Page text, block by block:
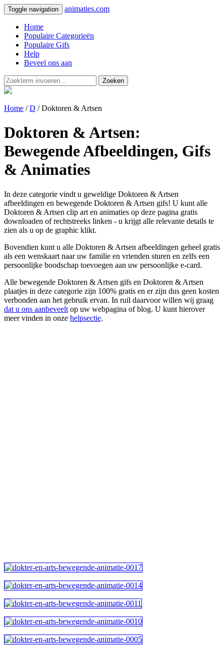
Toggle navigation animaties.com
Home
Populaire Categorieën
Populaire Gifs
Help
Beveel ons aan
Zoeken
Home /D / Doktoren & Artsen
Doktoren & Artsen:
Bewegende Afbeeldingen, Gifs
& Animaties
In deze categorie vindt u geweldige Doktoren & Artsen
afbeeldingen en bewegende Doktoren & Artsen gifs! U kunt alle
Doktoren & Artsen clip art en animaties op deze pagina gratis
downloaden of rechtstreeks linken - u krijgt alle relevante details te
zien als u op de graphic klikt.
Bovendien kunt u alle Doktoren & Artsen afbeeldingen geheel gratis
als een wenskaart naar uw familie en vrienden sturen en zelfs een
persoonlijke boodschap toevoegen aan uw persoonlijke e-card.
Alle bewegende Doktoren & Artsen gifs en Doktoren & Artsen
plaatjes in deze categorie zijn 100% gratis en er zijn dus geen kosten
verbonden aan het gebruik ervan. In ruil daarvoor willen wij graag
dat u ons aanbeveelt op uw webpagina of blog. U kunt hierover
meer vinden in onze helpsectie.